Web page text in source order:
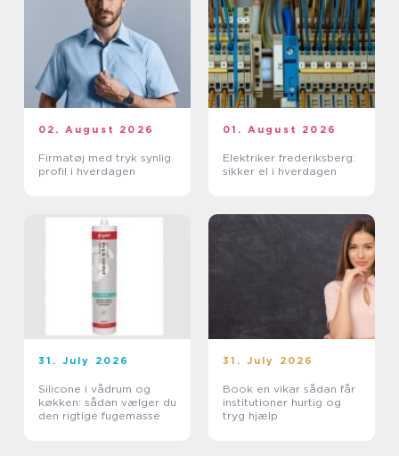
02. August 2026
Firmatøj med tryk synlig
profil i hverdagen
01. August 2026
Elektriker frederiksberg:
sikker el i hverdagen
31. July 2026
Silicone i vådrum og
køkken: sådan vælger du
den rigtige fugemasse
31. July 2026
Book en vikar sådan får
institutioner hurtig og
tryg hjælp